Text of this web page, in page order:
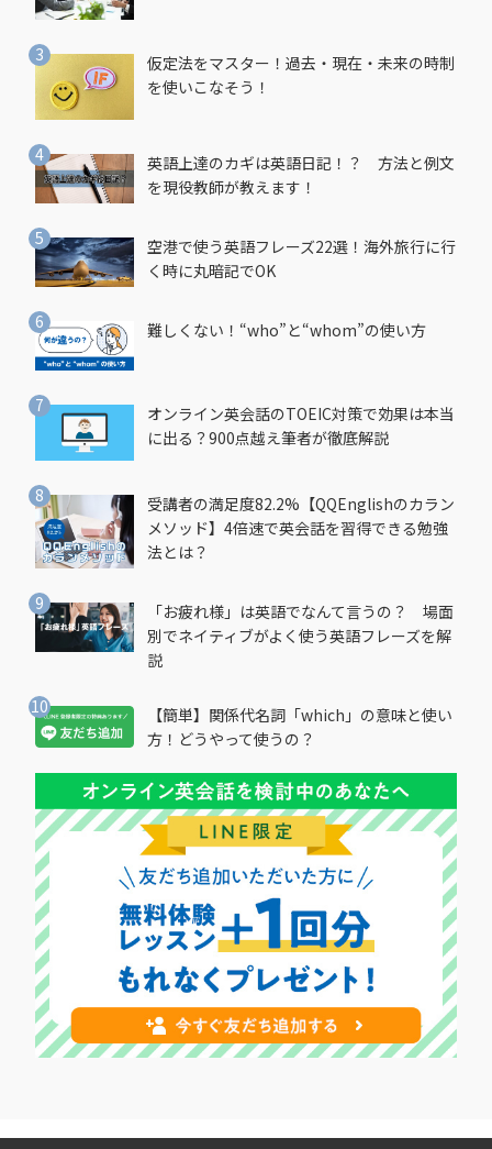
仮定法をマスター！過去・現在・未来の時制
を使いこなそう！
英語上達のカギは英語日記！？ 方法と例文
を現役教師が教えます！
空港で使う英語フレーズ22選！海外旅行に行
く時に丸暗記でOK
難しくない！“who”と“whom”の使い方
オンライン英会話のTOEIC対策で効果は本当
に出る？900点越え筆者が徹底解説
受講者の満足度82.2%【QQEnglishのカラン
メソッド】4倍速で英会話を習得できる勉強
法とは？
「お疲れ様」は英語でなんて言うの？ 場面
別でネイティブがよく使う英語フレーズを解
説
【簡単】関係代名詞「which」の意味と使い
方！どうやって使うの？